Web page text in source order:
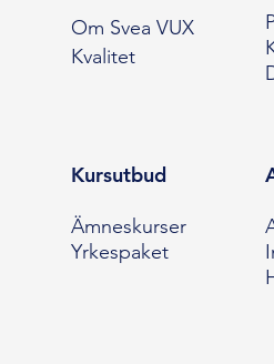
Om Svea VUX
Kvalitet
Kursutbud
Ämneskurser
Yrkespaket